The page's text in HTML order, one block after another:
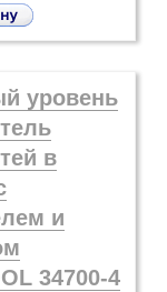
уровень
в
и
34700-4